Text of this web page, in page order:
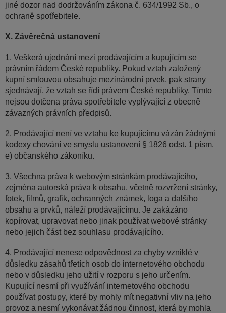
jiné dozor nad dodržováním zákona č. 634/1992 Sb., o
ochraně spotřebitele.
X. Závěrečná ustanovení
1. Veškerá ujednání mezi prodávajícím a kupujícím se
právním řádem České republiky. Pokud vztah založený
kupní smlouvou obsahuje mezinárodní prvek, pak strany
sjednávají, že vztah se řídí právem České republiky. Tímto
nejsou dotčena práva spotřebitele vyplývající z obecně
závazných právních předpisů.
2. Prodávající není ve vztahu ke kupujícímu vázán žádnými
kodexy chování ve smyslu ustanovení § 1826 odst. 1 písm.
e) občanského zákoníku.
3. Všechna práva k webovým stránkám prodávajícího,
zejména autorská práva k obsahu, včetně rozvržení stránky,
fotek, filmů, grafik, ochranných známek, loga a dalšího
obsahu a prvků, náleží prodávajícímu. Je zakázáno
kopírovat, upravovat nebo jinak používat webové stránky
nebo jejich část bez souhlasu prodávajícího.
4. Prodávající nenese odpovědnost za chyby vzniklé v
důsledku zásahů třetích osob do internetového obchodu
nebo v důsledku jeho užití v rozporu s jeho určením.
Kupující nesmí při využívání internetového obchodu
používat postupy, které by mohly mít negativní vliv na jeho
provoz a nesmí vykonávat žádnou činnost, která by mohla